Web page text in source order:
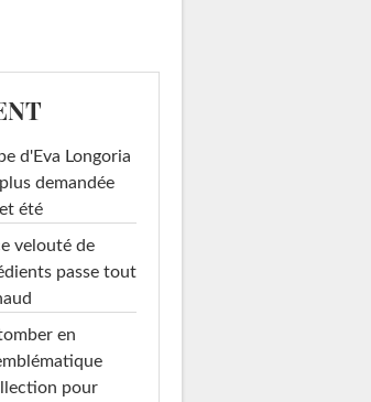
d'Eva Longoria
demandée
été
velouté de
passe tout
en
pour